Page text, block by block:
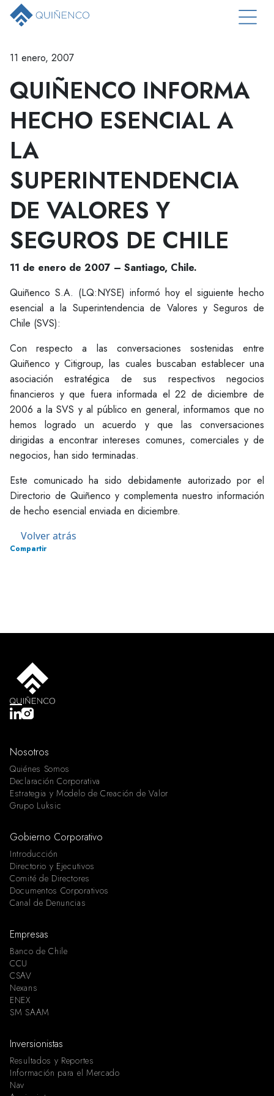
11 enero, 2007
QUIÑENCO INFORMA
HECHO ESENCIAL A
LA
SUPERINTENDENCIA
DE VALORES Y
SEGUROS DE CHILE
11 de enero de 2007 – Santiago, Chile.
Quiñenco S.A. (LQ:NYSE) informó hoy el siguiente hecho
esencial a la Superintendencia de Valores y Seguros de
Chile (SVS):
Con respecto a las conversaciones sostenidas entre
Quiñenco y Citigroup, las cuales buscaban establecer una
asociación estratégica de sus respectivos negocios
financieros y que fuera informada el 22 de diciembre de
2006 a la SVS y al público en general, informamos que no
hemos logrado un acuerdo y que las conversaciones
dirigidas a encontrar intereses comunes, comerciales y de
negocios, han sido terminadas.
Este comunicado ha sido debidamente autorizado por el
Directorio de Quiñenco y complementa nuestro información
de hecho esencial enviada en diciembre.
Volver atrás
Compartir
Nosotros
Quiénes Somos
Declaración Corporativa
Estrategia y Modelo de Creación de Valor
Grupo Luksic
Gobierno Corporativo
Introducción
Directorio y Ejecutivos
Comité de Directores
Documentos Corporativos
Canal de Denuncias
Empresas
Banco de Chile
CCU
CSAV
Nexans
ENEX
SM SAAM
Inversionistas
Resultados y Reportes
Información para el Mercado
Nav